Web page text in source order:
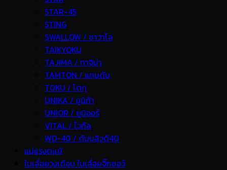
STAR-45
STING
SWALLOW / ซาวาโล
TAIKYOKU
TAJIMA / ทาจิม่า
TAMTON / แทมตัน
TOKU / โตกุ
UNIKA / ยูนิก้า
UNIOR / ยูนิออร์
VITAL / ไวทัล
WD-40 / ดับบลิวดี40
แม่แรงตะเข้
ใบเลื่อยวงเดือน ใบเลื่อยจิ๊กซอว์